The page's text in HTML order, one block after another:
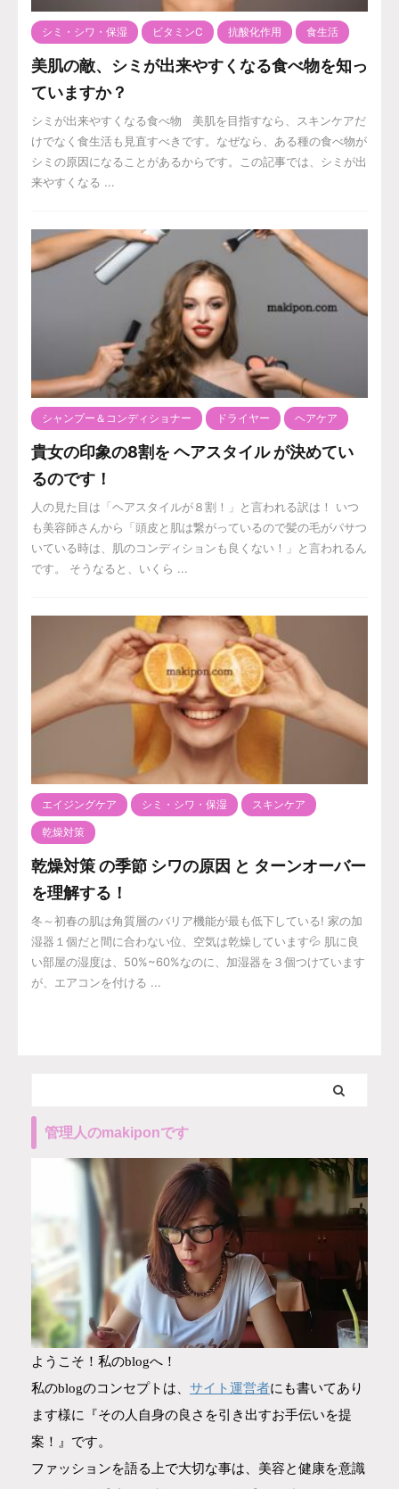
シミ・シワ・保湿 ビタミンC 抗酸化作用 食生活
美肌の敵、シミが出来やすくなる食べ物を知っ
ていますか？
シミが出来やすくなる食べ物 美肌を目指すなら、スキンケアだ
けでなく食生活も見直すべきです。なぜなら、ある種の食べ物が
シミの原因になることがあるからです。この記事では、シミが出
来やすくなる ...
シャンプー＆コンディショナー ドライヤー ヘアケア
貴女の印象の8割を ヘアスタイル が決めてい
るのです！
人の見た目は「ヘアスタイルが８割！」と言われる訳は！ いつ
も美容師さんから「頭皮と肌は繋がっているので髪の毛がパサつ
いている時は、肌のコンディションも良くない！」と言われるん
です。 そうなると、いくら ...
エイジングケア シミ・シワ・保湿 スキンケア
乾燥対策
乾燥対策 の季節 シワの原因 と ターンオーバー
を理解する！
冬～初春の肌は角質層のバリア機能が最も低下している! 家の加
湿器１個だと間に合わない位、空気は乾燥しています💦 肌に良
い部屋の湿度は、50%~60%なのに、加湿器を３個つけています
が、エアコンを付ける ...
管理人のmakiponです
ようこそ！私のblogへ！
私のblogのコンセプトは、 サイト運営者にも書いてあり
ます様に『その人自身の良さを引き出すお手伝いを提
案！』です。
ファッションを語る上で大切な事は、美容と健康を意識